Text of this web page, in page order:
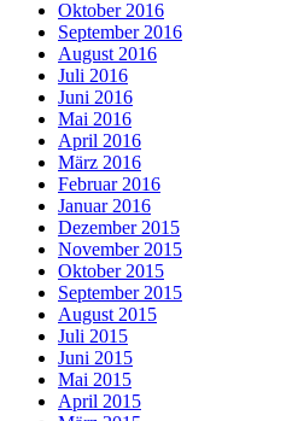
Oktober 2016
September 2016
August 2016
Juli 2016
Juni 2016
Mai 2016
April 2016
März 2016
Februar 2016
Januar 2016
Dezember 2015
November 2015
Oktober 2015
September 2015
August 2015
Juli 2015
Juni 2015
Mai 2015
April 2015